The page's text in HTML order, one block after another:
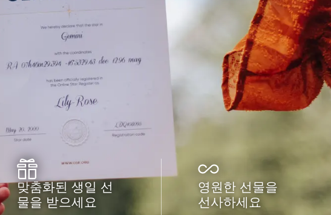
맞춤화된 생일 선
물을 받으세요
영원한 선물을
선사하세요